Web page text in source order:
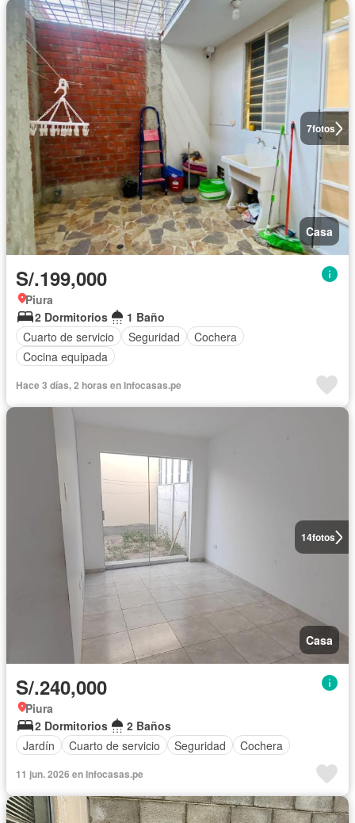
7fotos
Casa
S/.199,000
Piura
2 Dormitorios
1 Baño
Cuarto de servicio
Seguridad
Cochera
Cocina equipada
Hace 3 días, 2 horas en Infocasas.pe
14fotos
Casa
S/.240,000
Piura
2 Dormitorios
2 Baños
Jardín
Cuarto de servicio Seguridad Cochera
11 jun. 2026 en Infocasas.pe